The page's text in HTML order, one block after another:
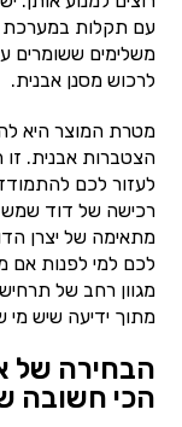
עם תקלות במערכת
משלימים ששומרים
לרכוש מסנן אבנית.
מטרת המוצר היא
הצטברות אבנית.
לעזור לכם
רכישה של דוד
מתאימה של יצרן
לכם למי לפנות אם
מגוון רחב של
מתוך ידיעה שיש מי
הבחירה של
הכי חשובה